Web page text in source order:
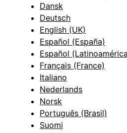
Dansk
Deutsch
English (UK)
Español (España)
Español
Français (France)
Italiano
Nederlands
Norsk
Português (Brasil)
Suomi